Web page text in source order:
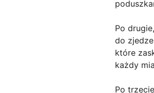
Po
do
które
każdy
Po